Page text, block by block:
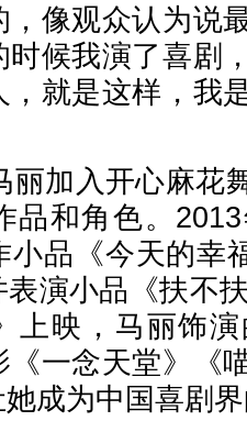
观众认为说
候我演了喜剧
，就是这样，我
加入开心麻花
品和角色。
小品《今天的幸
演小品《扶不
上映，马丽饰
一念天堂》《
成为中国喜剧